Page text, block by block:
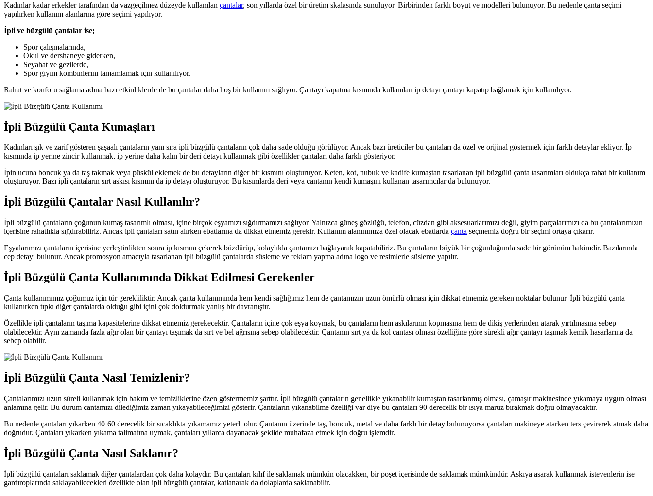
Kadınlar kadar erkekler tarafından da vazgeçilmez düzeyde kullanılan çantalar, son yıllarda özel bir üretim skalasında sunuluyor. Birbirinden farklı boyut ve modelleri bulunuyor. Bu nedenle çanta seçimi
yapılırken kullanım alanlarına göre seçimi yapılıyor.
İpli ve büzgülü çantalar ise;
Spor çalışmalarında,
Okul ve dershaneye giderken,
Seyahat ve gezilerde,
Spor giyim kombinlerini tamamlamak için kullanılıyor.
Rahat ve konforu sağlama adına bazı etkinliklerde de bu çantalar daha hoş bir kullanım sağlıyor. Çantayı kapatma kısmında kullanılan ip detayı çantayı kapatıp bağlamak için kullanılıyor.
İpli Büzgülü Çanta Kumaşları
Kadınları şık ve zarif gösteren şaşaalı çantaların yanı sıra ipli büzgülü çantaların çok daha sade olduğu görülüyor. Ancak bazı üreticiler bu çantaları da özel ve orijinal göstermek için farklı detaylar ekliyor. İp
kısmında ip yerine zincir kullanmak, ip yerine daha kalın bir deri detayı kullanmak gibi özellikler çantaları daha farklı gösteriyor.
İpin ucuna boncuk ya da taş takmak veya püskül eklemek de bu detayların diğer bir kısmını oluşturuyor. Keten, kot, nubuk ve kadife kumaştan tasarlanan ipli büzgülü çanta tasarımları oldukça rahat bir kullanım
oluşturuyor. Bazı ipli çantaların sırt askısı kısmını da ip detayı oluşturuyor. Bu kısımlarda deri veya çantanın kendi kumaşını kullanan tasarımcılar da bulunuyor.
İpli Büzgülü Çantalar Nasıl Kullanılır?
İpli büzgülü çantaların çoğunun kumaş tasarımlı olması, içine birçok eşyamızı sığdırmamızı sağlıyor. Yalnızca güneş gözlüğü, telefon, cüzdan gibi aksesuarlarımızı değil, giyim parçalarımızı da bu çantalarımızın
içerisine rahatlıkla sığdırabiliriz. Ancak ipli çantaları satın alırken ebatlarına da dikkat etmemiz gerekir. Kullanım alanınımıza özel olacak ebatlarda çanta seçmemiz doğru bir seçimi ortaya çıkarır.
Eşyalarımızı çantaların içerisine yerleştirdikten sonra ip kısmını çekerek büzdürüp, kolaylıkla çantamızı bağlayarak kapatabiliriz. Bu çantaların büyük bir çoğunluğunda sade bir görünüm hakimdir. Bazılarında
cep detayı bulunur. Ancak promosyon amacıyla tasarlanan ipli büzgülü çantalarda süsleme ve reklam yapma adına logo ve resimlerle süsleme yapılır.
İpli Büzgülü Çanta Kullanımında Dikkat Edilmesi Gerekenler
Çanta kullanımımız çoğumuz için tür gerekliliktir. Ancak çanta kullanımında hem kendi sağlığımız hem de çantamızın uzun ömürlü olması için dikkat etmemiz gereken noktalar bulunur. İpli büzgülü çanta
kullanırken tıpkı diğer çantalarda olduğu gibi içini çok doldurmak yanlış bir davranıştır.
Özellikle ipli çantaların taşıma kapasitelerine dikkat etmemiz gerekecektir. Çantaların içine çok eşya koymak, bu çantaların hem askılarının kopmasına hem de dikiş yerlerinden atarak yırtılmasına sebep
olabilecektir. Aynı zamanda fazla ağır olan bir çantayı taşımak da sırt ve bel ağrısına sebep olabilecektir. Çantanın sırt ya da kol çantası olması özelliğine göre sürekli ağır çantayı taşımak kemik hasarlarına da
sebep olabilir.
İpli Büzgülü Çanta Nasıl Temizlenir?
Çantalarımızı uzun süreli kullanmak için bakım ve temizliklerine özen göstermemiz şarttır. İpli büzgülü çantaların genellikle yıkanabilir kumaştan tasarlanmış olması, çamaşır makinesinde yıkamaya uygun olması
anlamına gelir. Bu durum çantamızı dilediğimiz zaman yıkayabileceğimizi gösterir. Çantaların yıkanabilme özelliği var diye bu çantaları 90 derecelik bir ısıya maruz bırakmak doğru olmayacaktır.
Bu nedenle çantaları yıkarken 40-60 derecelik bir sıcaklıkta yıkamamız yeterli olur. Çantanın üzerinde taş, boncuk, metal ve daha farklı bir detay bulunuyorsa çantaları makineye atarken ters çevirerek atmak daha
doğrudur. Çantaları yıkarken yıkama talimatına uymak, çantaları yıllarca dayanacak şekilde muhafaza etmek için doğru işlemdir.
İpli Büzgülü Çanta Nasıl Saklanır?
İpli büzgülü çantaları saklamak diğer çantalardan çok daha kolaydır. Bu çantaları kılıf ile saklamak mümkün olacakken, bir poşet içerisinde de saklamak mümkündür. Askıya asarak kullanmak isteyenlerin ise
gardıroplarında saklayabilecekleri özellikte olan ipli büzgülü çantalar, katlanarak da dolaplarda saklanabilir.